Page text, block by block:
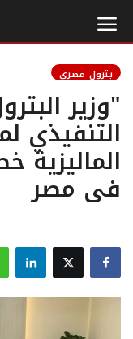
الرئيسية
إتصل بنا
بترول
اقتصاد وأموال
بترول مصري
"وزير
التنفيذي
الماليزية
فى مصر